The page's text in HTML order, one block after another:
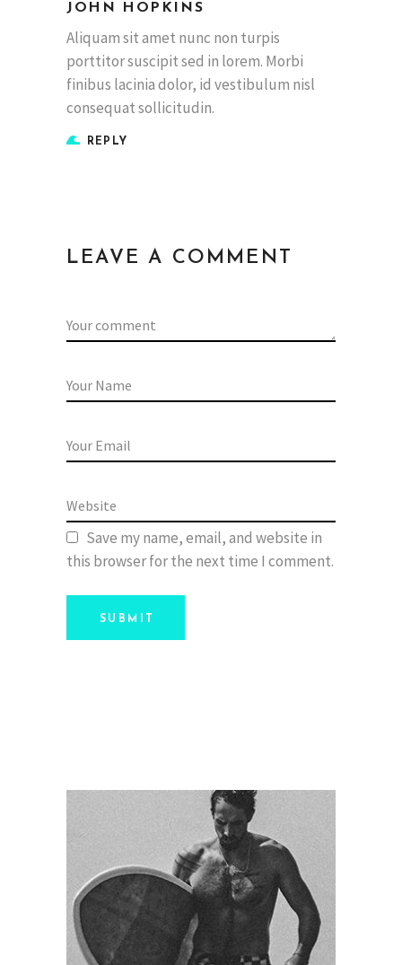
JOHN HOPKINS
Aliquam sit amet nunc non turpis
porttitor suscipit sed in lorem. Morbi
finibus lacinia dolor, id vestibulum nisl
consequat sollicitudin.
REPLY
LEAVE A COMMENT
Save my name, email, and website in
this browser for the next time I comment.
SUBMIT